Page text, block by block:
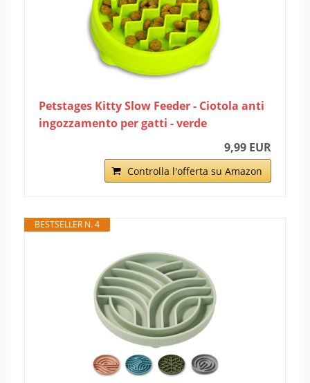
Petstages Kitty Slow Feeder - Ciotola anti
ingozzamento per gatti - verde
9,99 EUR
Controlla l'offerta su Amazon
BESTSELLER N. 4